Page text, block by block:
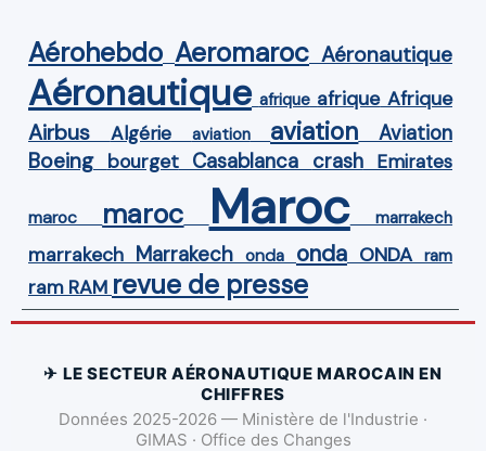
Aérohebdo Aeromaroc Aéronautique
Aéronautique afrique afrique Afrique
Airbus Algérie aviation aviation Aviation
Boeing bourget Casablanca crash Emirates
maroc maroc Maroc marrakech
marrakech Marrakech onda onda ONDA ram
ram RAM revue de presse
✈ LE SECTEUR AÉRONAUTIQUE MAROCAIN EN
CHIFFRES
Données 2025-2026 — Ministère de l'Industrie ·
GIMAS · Office des Changes